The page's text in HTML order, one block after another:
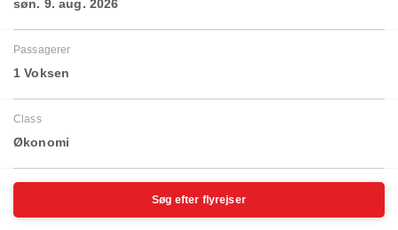
søn. 9. aug. 2026
Passagerer
1 Voksen
Class
Økonomi
Søg efter flyrejser